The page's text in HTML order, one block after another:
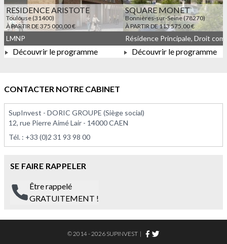
RESIDENCE ARISTOTE
Toulouse (31400)
À PARTIR DE 375 000,00 €
À PARTIR DE 375 000,00 €
LMNP
Découvrir le programme
SQUARE MONET
Bonnières-sur-Seine (78270)
À PARTIR DE 113 575,00 €
Découvrir le programme
CONTACTER NOTRE CABINET
SupInvest - DORIC GROUPE (Siège social)
12, rue Pierre Aimé Lair - 14000 CAEN
Tél. : +33 (0)2 31 93 98 00
SE FAIRE RAPPELER
Être rappelé
GRATUITEMENT !
© 2014 - 2026 SUPINVEST |